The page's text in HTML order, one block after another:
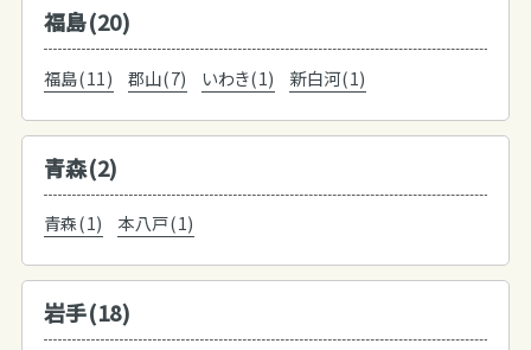
福島(20)
福島(11) 郡山(7) いわき(1) 新白河(1)
青森(2)
青森(1) 本八戸(1)
岩手(18)